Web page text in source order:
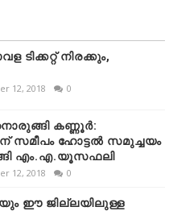
ടിക്കറ്റ് നിരക്കും,
12, 2018 0
കണ്ണൂർ:
സമീപം ഹോട്ടൽ സമുച്ചയം
എം.എ.യൂസഫലി
12, 2018 0
ഈ ജില്ലയിലുള്ള